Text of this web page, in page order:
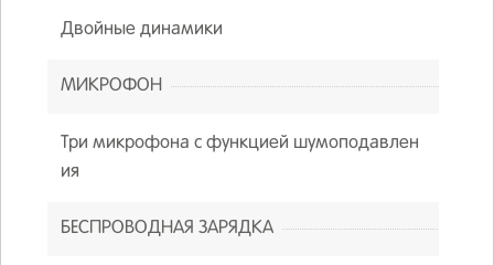
Двойные динамики
МИКРОФОН
Три микрофона с функцией шумоподавлен
ия
БЕСПРОВОДНАЯ ЗАРЯДКА